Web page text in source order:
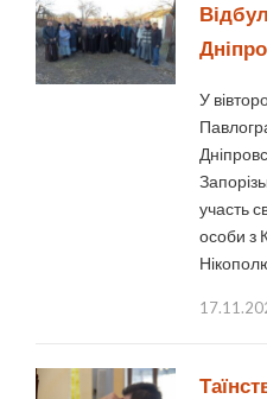
У
участь
особи з